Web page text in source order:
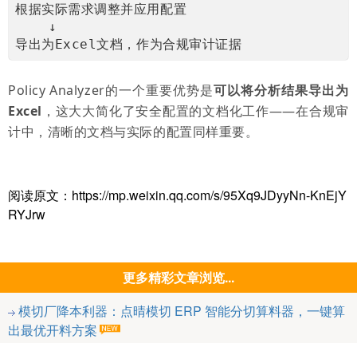
根据实际需求调整并应用配置
↓
导出为Excel文档，作为合规审计证据
Policy Analyzer的一个重要优势是可以将分析结果导出为
Excel ，这大大简化了安全配置的文档化工作——在合规审
计中，清晰的文档与实际的配置同样重要。
阅读原文：https://mp.weixin.qq.com/s/95Xq9JDyyNn-KnEjY
RYJrw
更多精彩文章浏览...
模切厂降本利器：点晴模切 ERP 智能分切算料器，一键算
出最优开料方案